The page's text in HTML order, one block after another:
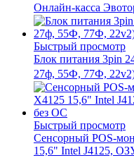
Онлайн-касса
Быстрый просмотр
Блок питания 3pin
27ф, 55Ф, 77Ф,
Быстрый просмотр
Сенсорный POS-
15,6" Intel J4125,